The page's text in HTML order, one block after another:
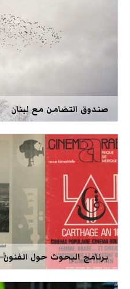
صندوق التضامن مع لبنان
برنامج البحوث حول الفنون